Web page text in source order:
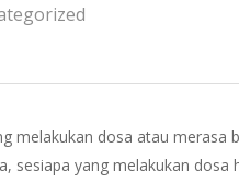
melakukan dosa atau merasa
sesiapa yang melakukan